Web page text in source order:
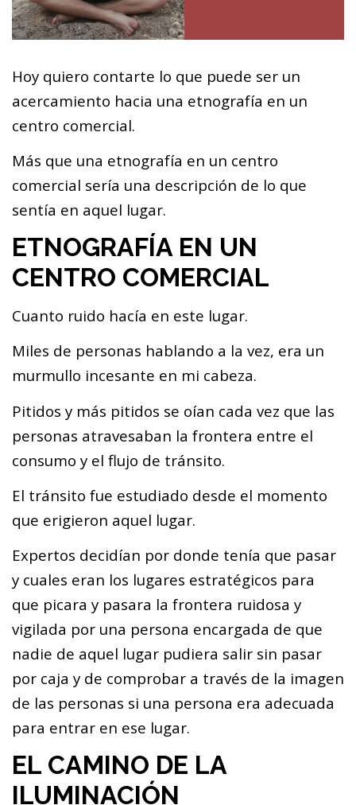
Hoy quiero contarte lo que puede ser un
acercamiento hacia una etnografía en un
centro comercial.
Más que una etnografía en un centro
comercial sería una descripción de lo que
sentía en aquel lugar.
ETNOGRAFÍA EN UN
CENTRO COMERCIAL
Cuanto ruido hacía en este lugar.
Miles de personas hablando a la vez, era un
murmullo incesante en mi cabeza.
Pitidos y más pitidos se oían cada vez que las
personas atravesaban la frontera entre el
consumo y el flujo de tránsito.
El tránsito fue estudiado desde el momento
que erigieron aquel lugar.
Expertos decidían por donde tenía que pasar
y cuales eran los lugares estratégicos para
que picara y pasara la frontera ruidosa y
vigilada por una persona encargada de que
nadie de aquel lugar pudiera salir sin pasar
por caja y de comprobar a través de la imagen
de las personas si una persona era adecuada
para entrar en ese lugar.
EL CAMINO DE LA
ILUMINACIÓN